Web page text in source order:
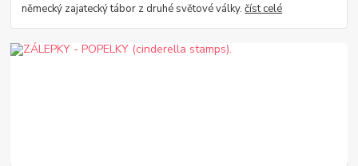
německý zajatecký tábor z druhé světové války.číst celé